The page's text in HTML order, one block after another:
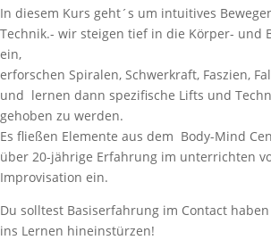
In diesem Kurs geht´s um intuitives
Technik.- wir steigen tief in die Körper- und
ein,
erforschen Spiralen, Schwerkraft, Faszien,
und lernen dann spezifische Lifts und
gehoben zu werden.
Es fließen Elemente aus dem Body-Mind
über 20-jährige Erfahrung im unterrichten
Improvisation ein.
Du solltest Basiserfahrung im Contact
ins Lernen hineinstürzen!